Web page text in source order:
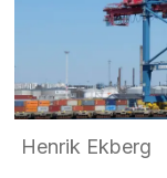
Henrik Ekberg